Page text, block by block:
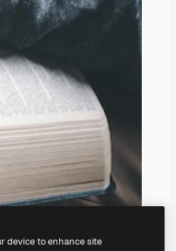
device to enhance site